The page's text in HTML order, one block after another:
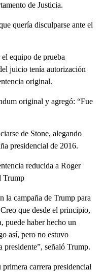
de Justicia.
quería disculparse ante el
equipo de prueba
juicio tenía autorización
original.
original y agregó: “Fue
de Stone, alegando
presidencial de 2016.
reducida a Roger
Trump
la campaña de Trump para
que desde el principio,
puede haber hecho un
así, pero no estuvo
señaló Trump.
carrera presidencial